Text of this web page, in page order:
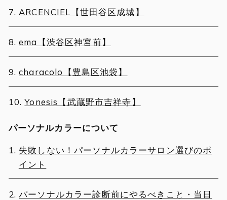
ARCENCIEL【世田谷区成城】
ema【渋谷区神宮前】
characolo【豊島区池袋】
Yonesis【武蔵野市吉祥寺】
パーソナルカラーについて
失敗しない！パーソナルカラーサロン選びのポ
イント
パーソナルカラー診断前にやるべきこと・当日